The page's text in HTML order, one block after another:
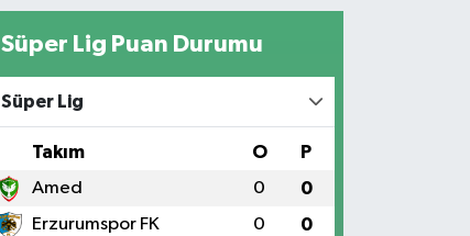
Süper Lig Puan Durumu
Süper Lig
Takım O P
Amed 0 0
Erzurumspor FK 0 0